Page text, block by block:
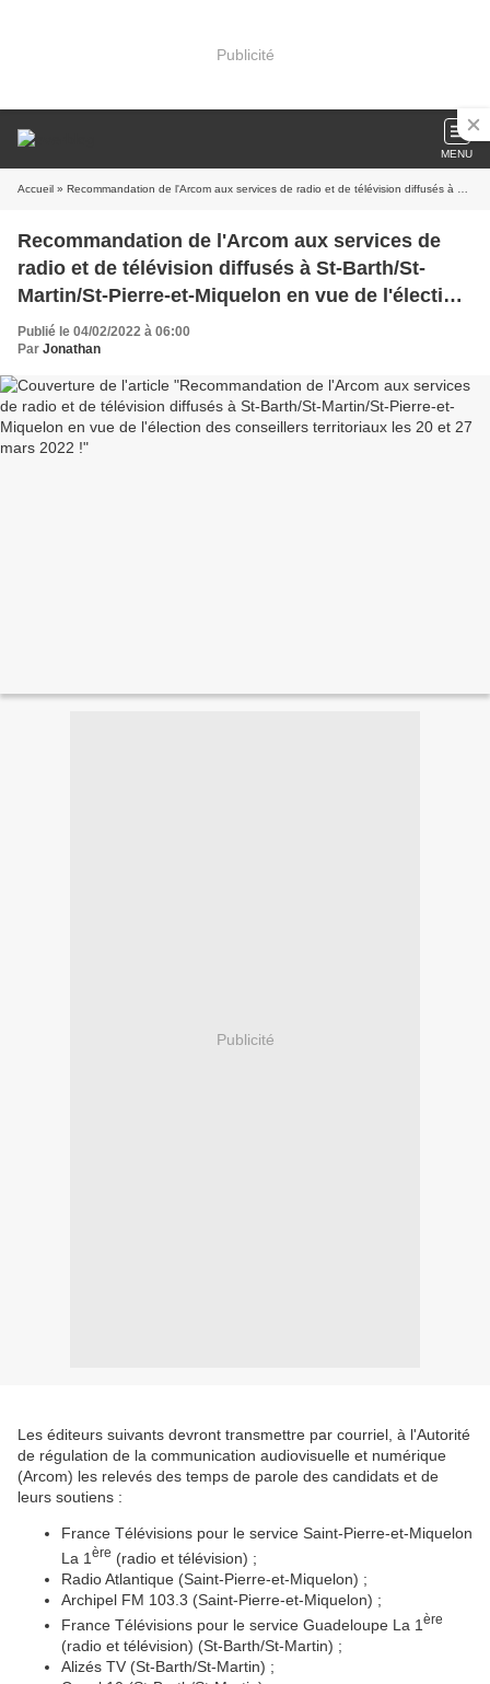
Publicité
MENU
Accueil » Recommandation de l'Arcom aux services de radio et de télévision diffusés à St-Barth/St-Martin/St-Pierre-et-Miquelon en vue de l'élection des conseillers territoriaux les 20 et 27 mars 2022 !
Recommandation de l'Arcom aux services de
radio et de télévision diffusés à St-Barth/St-
Martin/St-Pierre-et-Miquelon en vue de l'élection
des conseillers territoriaux les 20 et 27 mars
2022 !
Publié le 04/02/2022 à 06:00
Par Jonathan
Publicité
Les éditeurs suivants devront transmettre par courriel, à l'Autorité
de régulation de la communication audiovisuelle et numérique
(Arcom) les relevés des temps de parole des candidats et de
leurs soutiens :
France Télévisions pour le service Saint-Pierre-et-Miquelon
La 1 ère (radio et télévision) ;
Radio Atlantique (Saint-Pierre-et-Miquelon) ;
Archipel FM 103.3 (Saint-Pierre-et-Miquelon) ;
France Télévisions pour le service Guadeloupe La 1 ère
(radio et télévision) (St-Barth/St-Martin) ;
Alizés TV (St-Barth/St-Martin) ;